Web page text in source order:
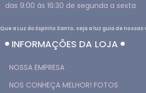
das 9:00 às 16:30 de segunda a sexta
Que a Luz do Espirito Santo, seja a luz guia de nossas
INFORMAÇÕES DA LOJA
NOSSA EMPRESA
NOS CONHEÇA MELHOR! FOTOS